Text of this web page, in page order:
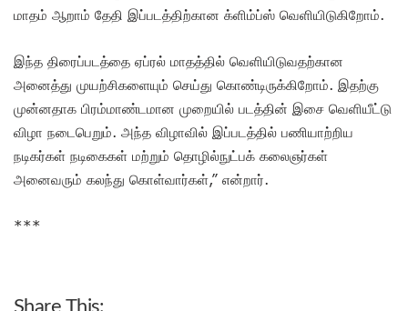
மாதம் ஆறாம் தேதி இப்படத்திற்கான க்ளிம்ப்ஸ் வெளியிடுகிறோம்.
இந்த திரைப்படத்தை ஏப்ரல் மாதத்தில் வெளியிடுவதற்கான
அனைத்து முயற்சிகளையும் செய்து கொண்டிருக்கிறோம். இதற்கு
முன்னதாக பிரம்மாண்டமான முறையில் படத்தின் இசை வெளியீட்டு
விழா நடைபெறும். அந்த விழாவில் இப்படத்தில் பணியாற்றிய
நடிகர்கள் நடிகைகள் மற்றும் தொழில்நுட்பக் கலைஞர்கள்
அனைவரும் கலந்து கொள்வார்கள்,” என்றார்.
***
Share This: